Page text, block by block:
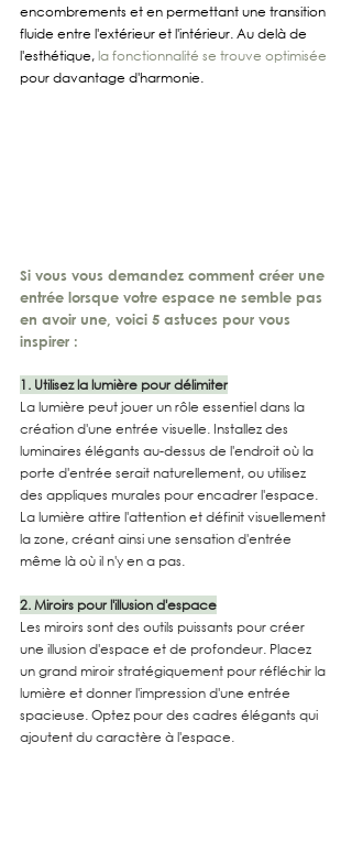
encombrements et en permettant une transition
fluide entre l'extérieur et l'intérieur. Au delà de
l'esthétique, la fonctionnalité se trouve optimisée
pour davantage d'harmonie.
Si vous vous demandez comment créer une
entrée lorsque votre espace ne semble pas
en avoir une, voici 5 astuces pour vous
inspirer :
1. Utilisez la lumière pour délimiter
La lumière peut jouer un rôle essentiel dans la
création d'une entrée visuelle. Installez des
luminaires élégants au-dessus de l'endroit où la
porte d'entrée serait naturellement, ou utilisez
des appliques murales pour encadrer l'espace.
La lumière attire l'attention et définit visuellement
la zone, créant ainsi une sensation d'entrée
même là où il n'y en a pas.
2. Miroirs pour l'illusion d'espace
Les miroirs sont des outils puissants pour créer
une illusion d'espace et de profondeur. Placez
un grand miroir stratégiquement pour réfléchir la
lumière et donner l'impression d'une entrée
spacieuse. Optez pour des cadres élégants qui
ajoutent du caractère à l'espace.